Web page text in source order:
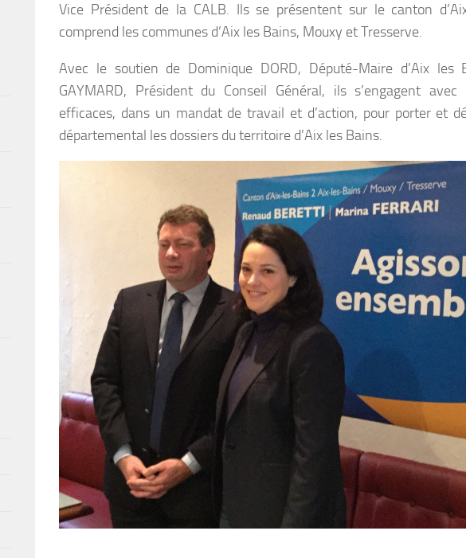
Vice Président de la CALB. Ils se présentent sur le canton
comprend les communes d’Aix les Bains, Mouxy et Tresserve.
Avec le soutien de Dominique DORD, Député-Maire d’Aix les
GAYMARD, Président du Conseil Général, ils s’engagent
efficaces, dans un mandat de travail et d’action, pour porter et
départemental les dossiers du territoire d’Aix les Bains.